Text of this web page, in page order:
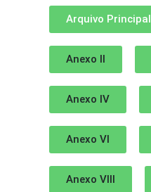
Arquivo Principal
Anexo II
Anexo IV
Anexo VI
Anexo VIII